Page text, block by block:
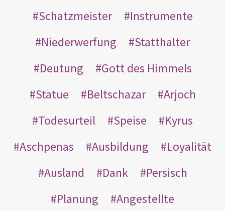
Schatzmeister
Instrumente
Niederwerfung
Statthalter
Deutung
Gott des Himmels
Statue
Beltschazar
Arjoch
Todesurteil
Speise
Kyrus
Aschpenas
Ausbildung
Loyalität
Ausland
Dank
Persisch
Planung
Angestellte